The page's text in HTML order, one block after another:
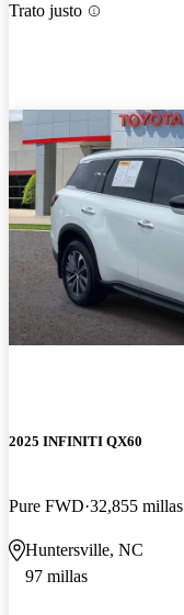
Trato justo
2025 INFINITI QX60
Pure FWD 32,855 millas
Huntersville, NC
97 millas